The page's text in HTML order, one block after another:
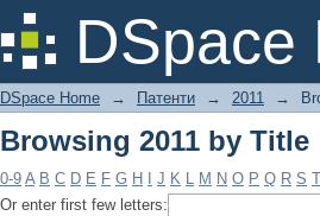
DSpace
Browsing 2011 by Title
DSpace Home → Патенти → 2011 →
Browsing 2011 by Title
0-9 A B C D E F G H J K L M N O P Q R S T
Or enter first few letters: